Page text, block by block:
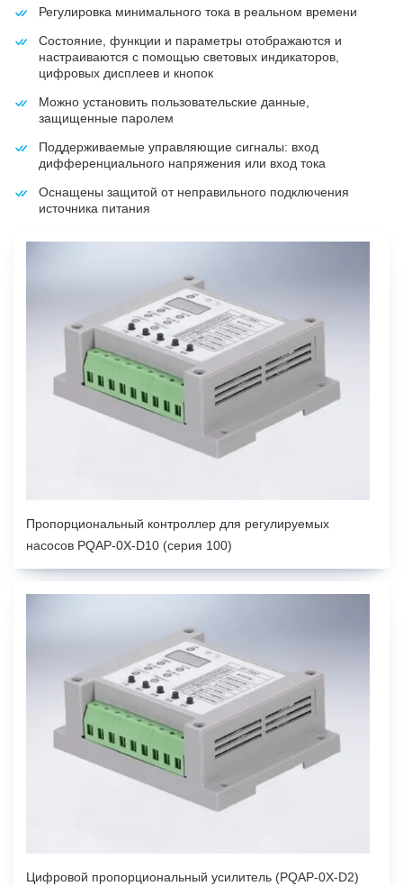
Регулировка минимального тока в реальном времени
Состояние, функции и параметры отображаются и
настраиваются с помощью световых индикаторов,
цифровых дисплеев и кнопок
Можно установить пользовательские данные,
защищенные паролем
Поддерживаемые управляющие сигналы: вход
дифференциального напряжения или вход тока
Оснащены защитой от неправильного подключения
источника питания
Пропорциональный контроллер для регулируемых
насосов PQAP-0X-D10 (серия 100)
Цифровой пропорциональный усилитель (PQAP-0X-D2)